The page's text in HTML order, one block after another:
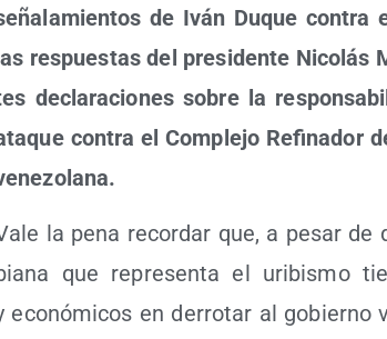
de Iván Duque con­tra
res­pues­tas del pre­si­den­te Nico­lás
decla­ra­cio­nes sobre la
con­tra el Com­ple­jo Refi­na­dor
la pena recor­dar que, a pesar
que repre­sen­ta el uri­bis­mo
eco­nó­mi­cos en derro­tar al gobierno